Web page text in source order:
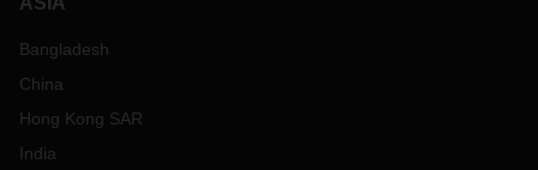
Bangladesh
China
Hong Kong SAR
India